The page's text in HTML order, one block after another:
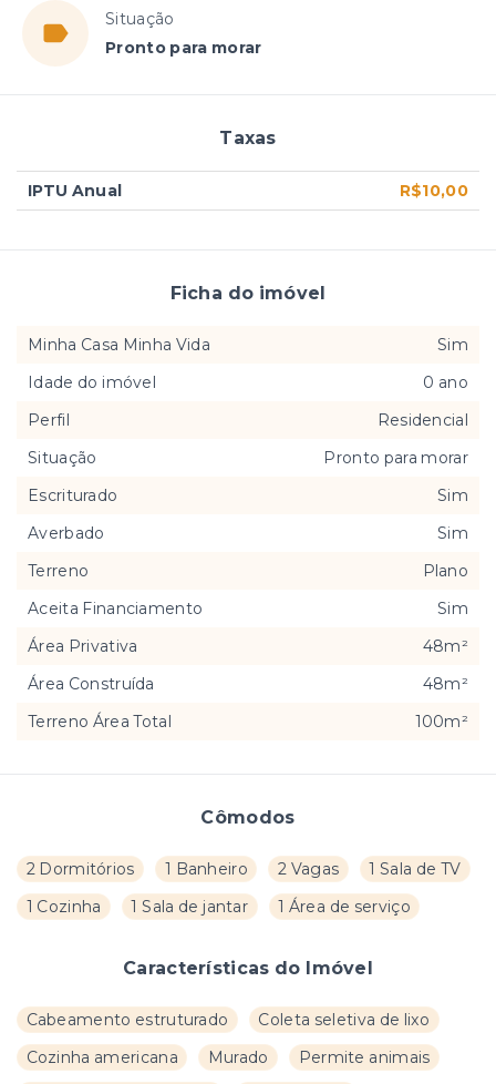
Situação
Pronto para morar
Cômodos
2 Dormitórios 1 Banheiro 2 Vagas
1 Sala de TV
1 Cozinha
1 Sala de jantar 1 Área de serviço
Características do Imóvel
Cabeamento estruturado
Coleta seletiva de lixo
Cozinha americana
Murado
Permite animais
Taxas
IPTU Anual R$10,00
Ficha do imóvel
Minha Casa Minha Vida
Sim
Idade do imóvel
0 ano
Perfil
Residencial
Situação
Pronto para morar
Escriturado
Sim
Averbado
Sim
Terreno
Plano
Aceita Financiamento
Sim
Área Privativa
48m²
Área Construída
48m²
Terreno Área Total
100m²